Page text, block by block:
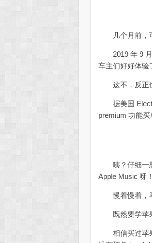
几个月前，可
2019 年 9 月
车主们好好体验
这不，反正也
据美国
premium 功能买
咦？仔细一想
Apple Music 呀
慢着慢着，马
既然要学苹果
相信买过苹果